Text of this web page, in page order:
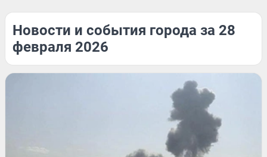
Новости и события города за 28
февраля 2026